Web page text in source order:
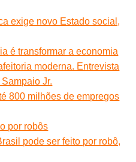
exige novo Estado social,
é transformar a economia
moderna. Entrevista
Jr.
800 milhões de empregos
por robôs
pode ser feito por robô,